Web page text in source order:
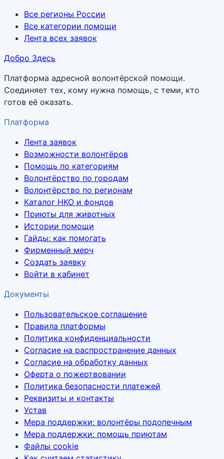
Все регионы России
Все категории помощи
Лента всех заявок
Добро Здесь
Платформа адресной волонтёрской помощи.
Соединяет тех, кому нужна помощь, с теми, кто
готов её оказать.
Платформа
Лента заявок
Возможности волонтёров
Помощь по категориям
Волонтёрство по городам
Волонтёрство по регионам
Каталог НКО и фондов
Приюты для животных
Истории помощи
Гайды: как помогать
Фирменный мерч
Создать заявку
Войти в кабинет
Документы
Пользовательское соглашение
Правила платформы
Политика конфиденциальности
Согласие на распространение данных
Согласие на обработку данных
Оферта о пожертвовании
Политика безопасности платежей
Реквизиты и контакты
Устав
Мера поддержки: волонтёры подопечным
Мера поддержки: помощь приютам
Файлы cookie